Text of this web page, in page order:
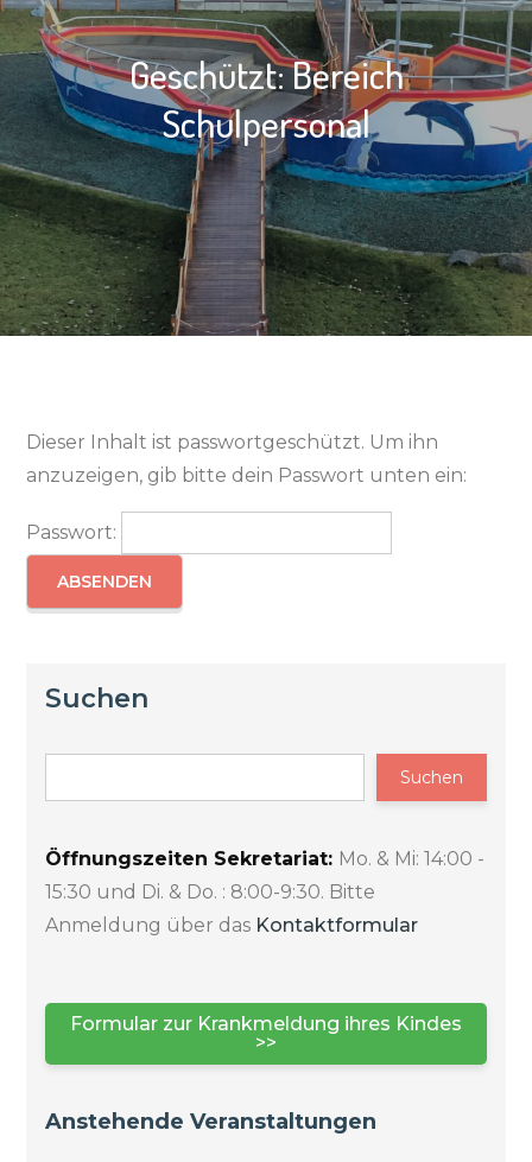
Geschützt: Bereich
Schulpersonal
Dieser Inhalt ist passwortgeschützt. Um ihn
anzuzeigen, gib bitte dein Passwort unten ein:
Passwort:
Suchen
Suchen
Öffnungszeiten Sekretariat: Mo. & Mi: 14:00 -
15:30 und Di. & Do. : 8:00-9:30. Bitte
Anmeldung über das Kontaktformular
Formular zur Krankmeldung ihres Kindes
>>
Anstehende Veranstaltungen